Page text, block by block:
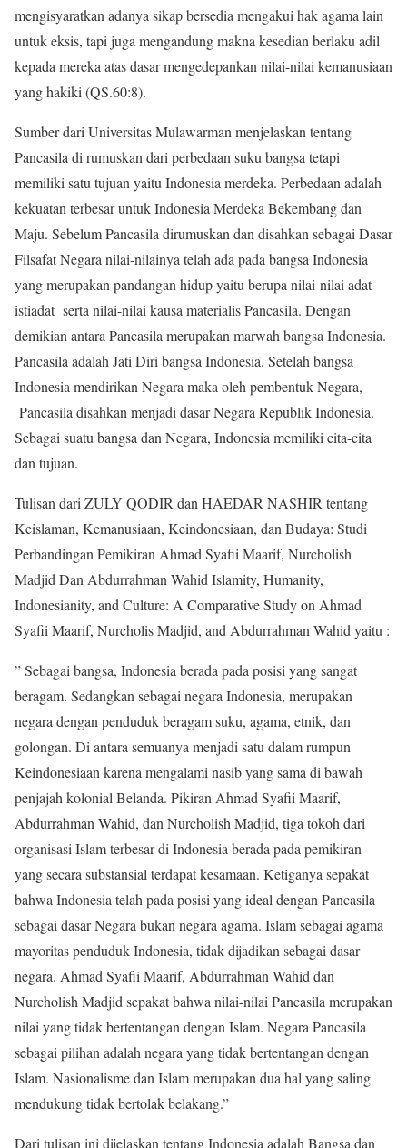
mengisyaratkan adanya sikap bersedia mengakui hak agama lain
untuk eksis, tapi juga mengandung makna kesedian berlaku adil
kepada mereka atas dasar mengedepankan nilai-nilai kemanusiaan
yang hakiki (QS.60:8).
Sumber dari Universitas Mulawarman menjelaskan tentang
Pancasila di rumuskan dari perbedaan suku bangsa tetapi
memiliki satu tujuan yaitu Indonesia merdeka. Perbedaan adalah
kekuatan terbesar untuk Indonesia Merdeka Bekembang dan
Maju. Sebelum Pancasila dirumuskan dan disahkan sebagai Dasar
Filsafat Negara nilai-nilainya telah ada pada bangsa Indonesia
yang merupakan pandangan hidup yaitu berupa nilai-nilai adat
istiadat serta nilai-nilai kausa materialis Pancasila. Dengan
demikian antara Pancasila merupakan marwah bangsa Indonesia.
Pancasila adalah Jati Diri bangsa Indonesia. Setelah bangsa
Indonesia mendirikan Negara maka oleh pembentuk Negara,
Pancasila disahkan menjadi dasar Negara Republik Indonesia.
Sebagai suatu bangsa dan Negara, Indonesia memiliki cita-cita
dan tujuan.
Tulisan dari ZULY QODIR dan HAEDAR NASHIR tentang
Keislaman, Kemanusiaan, Keindonesiaan, dan Budaya: Studi
Perbandingan Pemikiran Ahmad Syafii Maarif, Nurcholish
Madjid Dan Abdurrahman Wahid Islamity, Humanity,
Indonesianity, and Culture: A Comparative Study on Ahmad
Syafii Maarif, Nurcholis Madjid, and Abdurrahman Wahid yaitu :
” Sebagai bangsa, Indonesia berada pada posisi yang sangat
beragam. Sedangkan sebagai negara Indonesia, merupakan
negara dengan penduduk beragam suku, agama, etnik, dan
golongan. Di antara semuanya menjadi satu dalam rumpun
Keindonesiaan karena mengalami nasib yang sama di bawah
penjajah kolonial Belanda. Pikiran Ahmad Syafii Maarif,
Abdurrahman Wahid, dan Nurcholish Madjid, tiga tokoh dari
organisasi Islam terbesar di Indonesia berada pada pemikiran
yang secara substansial terdapat kesamaan. Ketiganya sepakat
bahwa Indonesia telah pada posisi yang ideal dengan Pancasila
sebagai dasar Negara bukan negara agama. Islam sebagai agama
mayoritas penduduk Indonesia, tidak dijadikan sebagai dasar
negara. Ahmad Syafii Maarif, Abdurrahman Wahid dan
Nurcholish Madjid sepakat bahwa nilai-nilai Pancasila merupakan
nilai yang tidak bertentangan dengan Islam. Negara Pancasila
sebagai pilihan adalah negara yang tidak bertentangan dengan
Islam. Nasionalisme dan Islam merupakan dua hal yang saling
mendukung tidak bertolak belakang.”
Dari tulisan ini dijelaskan tentang Indonesia adalah Bangsa dan